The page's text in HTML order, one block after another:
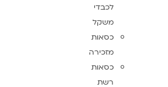
לכבדי
משקל
כסאות
מזכירה
כסאות
רשת